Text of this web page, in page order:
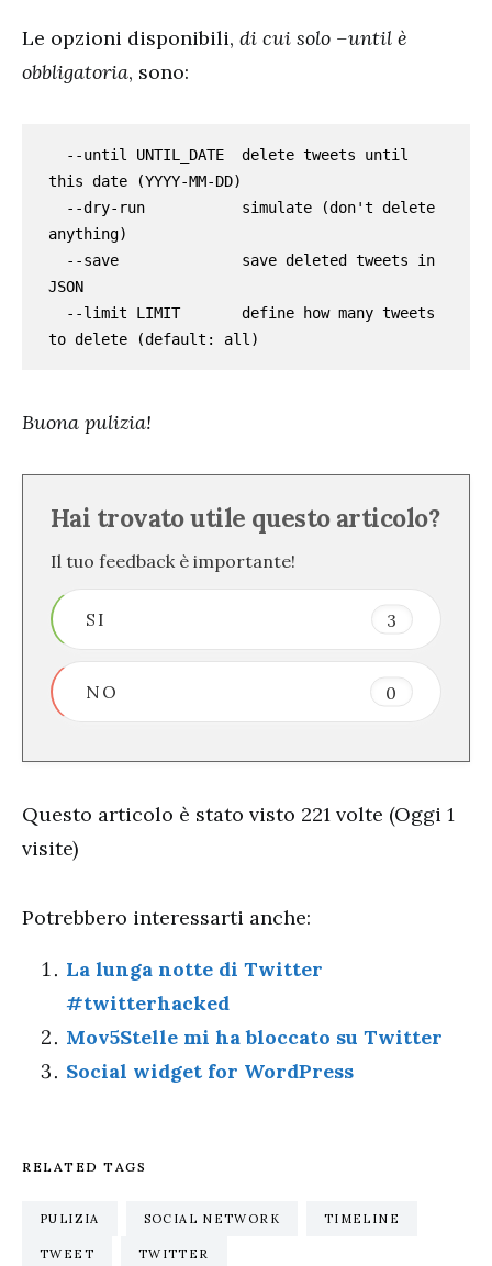
Le opzioni disponibili, di cui solo –until è
obbligatoria, sono:
this date (YYYY-MM-DD)
anything)
JSON
to delete (default: all)
Buona pulizia!
Hai trovato utile questo articolo?
Il tuo feedback è importante!
SI 3
NO 0
Questo articolo è stato visto 221 volte (Oggi 1
visite)
Potrebbero interessarti anche:
La lunga notte di Twitter
#twitterhacked
Mov5Stelle mi ha bloccato su Twitter
Social widget for WordPress
RELATED TAGS
PULIZIA SOCIAL NETWORK TIMELINE
TWEET TWITTER